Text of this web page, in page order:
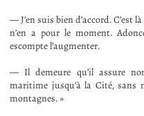
— J’en suis bien d’accord. C’est
n’en a pour le moment.
escompte l’augmenter.
— Il demeure qu’il assure
maritime jusqu’à la Cité, sans
montagnes. »